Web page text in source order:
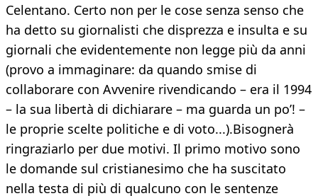
Celentano. Certo non per le cose senza senso che
ha detto su giornalisti che disprezza e insulta e su
giornali che evidentemente non legge più da anni
(provo a immaginare: da quando smise di
collaborare con Avvenire rivendicando – era il 1994
– la sua libertà di dichiarare – ma guarda un po’! –
le proprie scelte politiche e di voto...).Bisognerà
ringraziarlo per due motivi. Il primo motivo sono
le domande sul cristianesimo che ha suscitato
nella testa di più di qualcuno con le sentenze